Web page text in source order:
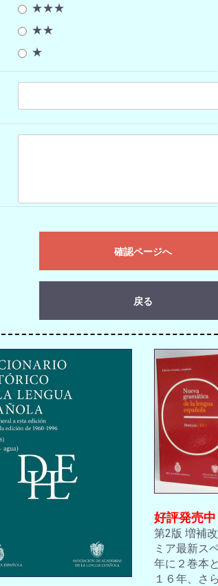
★★★
★★
★
確認ページへ
戻る
好評発売中
第2版 増補
ミア最新ス
年に２巻本
１６年、さ